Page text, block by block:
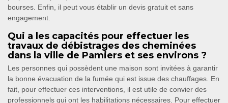
bourses. Enfin, il peut vous établir un devis gratuit et sans
engagement.
Qui a les capacités pour effectuer les
travaux de débistrages des cheminées
dans la ville de Pamiers et ses environs ?
Les personnes qui possèdent une maison sont invitées à garantir
la bonne évacuation de la fumée qui est issue des chauffages. En
fait, pour effectuer ces interventions, il est utile de convier des
professionnels qui ont les habilitations nécessaires. Pour effectuer